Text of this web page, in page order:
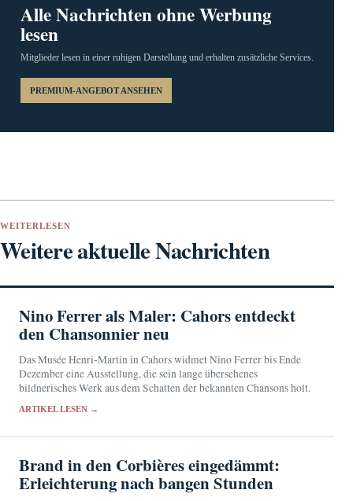
Alle Nachrichten ohne Werbung
lesen
Mitglieder lesen in einer ruhigen Darstellung und erhalten zusätzliche Services.
PREMIUM-ANGEBOT ANSEHEN
WEITERLESEN
Weitere aktuelle Nachrichten
Nino Ferrer als Maler: Cahors entdeckt
den Chansonnier neu
Das Musée Henri-Martin in Cahors widmet Nino Ferrer bis Ende
Dezember eine Ausstellung, die sein lange übersehenes
bildnerisches Werk aus dem Schatten der bekannten Chansons holt.
ARTIKEL LESEN →
Brand in den Corbières eingedämmt:
Erleichterung nach bangen Stunden